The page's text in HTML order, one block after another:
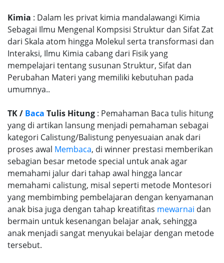
Kimia : Dalam les privat kimia mandalawangi Kimia
Sebagai Ilmu Mengenal Kompsisi Struktur dan Sifat Zat
dari Skala atom hingga Molekul serta transformasi dan
Interaksi, Ilmu Kimia cabang dari Fisik yang
mempelajari tentang susunan Struktur, Sifat dan
Perubahan Materi yang memiliki kebutuhan pada
umumnya..
TK / Baca Tulis Hitung : Pemahaman Baca tulis hitung
yang di artikan lansung menjadi pemahaman sebagai
kategori Calistung/Balistung penyesuaian anak dari
proses awal Membaca, di winner prestasi memberikan
sebagian besar metode special untuk anak agar
memahami jalur dari tahap awal hingga lancar
memahami calistung, misal seperti metode Montesori
yang membimbing pembelajaran dengan kenyamanan
anak bisa juga dengan tahap kreatifitas mewarnai dan
bermain untuk kesenangan belajar anak, sehingga
anak menjadi sangat menyukai belajar dengan metode
tersebut.